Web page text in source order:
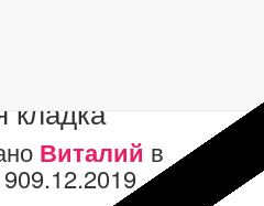
кладка
Виталий в
09.12.2019